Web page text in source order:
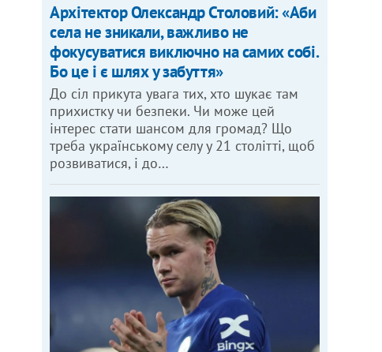
Архітектор Олександр Столовий: «Аби
села не зникали, важливо не
фокусуватися виключно на самих собі.
Бо це і є шлях у забуття»
До сіл прикута увага тих, хто шукає там
прихистку чи безпеки. Чи може цей
інтерес стати шансом для громад? Що
треба українському селу у 21 столітті, щоб
розвиватися, і до…